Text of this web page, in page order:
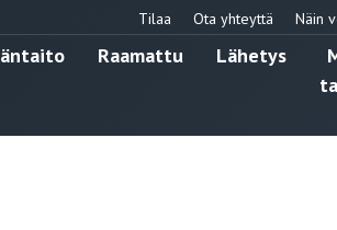
Tilaa Ota yhteyttä Näin
Raamattu Lähetys